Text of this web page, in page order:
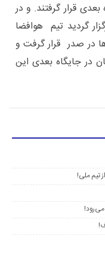
قرار گرفتند. و در
گردید تیم هوافضا
در صدر قرار گرفت و
در جایگاه بعدی این
تیم ملی!